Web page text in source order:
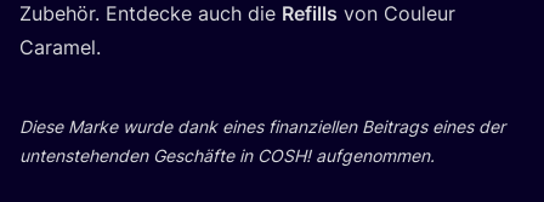
Zube­hör. Ent­de­cke auch die Refills von Cou­leur
Caramel.
Die­se Mar­ke wur­de dank eines finan­zi­el­len Bei­trags eines der
unten­ste­hen­den Geschäf­te in COSH! aufgenommen.